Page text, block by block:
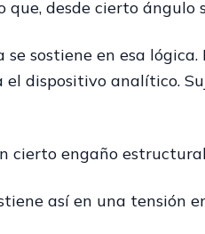
que, desde cierto
se sostiene en esa
el dispositivo analítico.
cierto engaño
así en una tensión